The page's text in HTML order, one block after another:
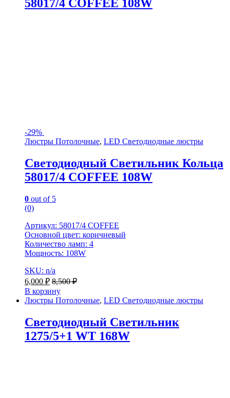
58017/4 COFFEE 108W
-29%
Люстры Потолочные, LED Светодиодные люстры
Светодиодный Светильник Кольца
58017/4 COFFEE 108W
0 out of 5
(0)
Артикул: 58017/4 COFFEE
Основной цвет: коричневый
Количество ламп: 4
Мощность: 108W
SKU: n/a
6,000 ₽ 8,500₽
В корзину
Люстры Потолочные, LED Светодиодные люстры
Светодиодный Светильник
1275/5+1 WT 168W